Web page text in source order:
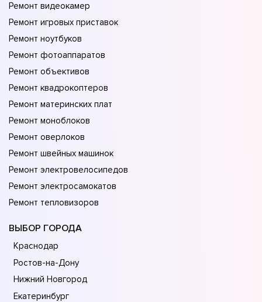
Ремонт видеокамер
Ремонт игровых приставок
Ремонт ноутбуков
Ремонт фотоаппаратов
Ремонт объективов
Ремонт квадрокоптеров
Ремонт материнских плат
Ремонт моноблоков
Ремонт оверлоков
Ремонт швейных машинок
Ремонт электровелосипедов
Ремонт электросамокатов
Ремонт тепловизоров
ВЫБОР ГОРОДА
Краснодар
Ростов-на-Дону
Нижний Новгород
Екатеринбург